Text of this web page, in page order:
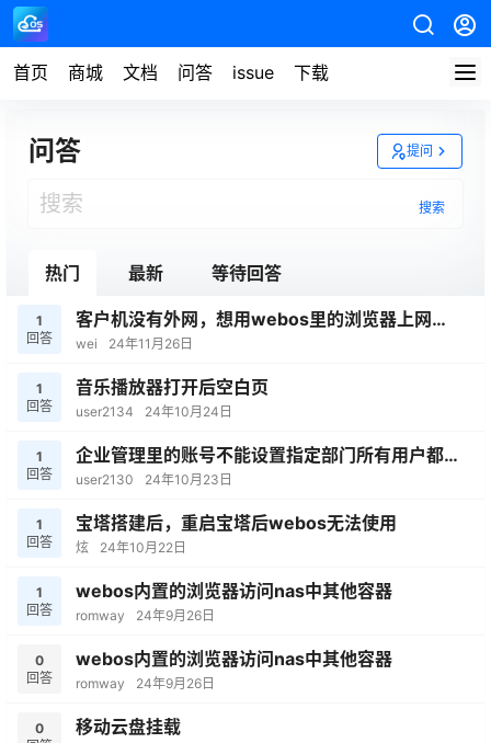
首页 商城 文档 问答 issue 下载
问答 提问
搜索
热门 最新 等待回答
1
回答
客户机没有外网，想用webos里的浏览器上网，
如何走服务端的网络？
wei 24年11月26日
1
回答
音乐播放器打开后空白页
user2134 24年10月24日
1
回答
企业管理里的账号不能设置指定部门所有用户都在
未分组用户列表里
user2130 24年10月23日
1
回答
宝塔搭建后，重启宝塔后webos无法使用
炫 24年10月22日
1
回答
webos内置的浏览器访问nas中其他容器
romway 24年9月26日
0
回答
webos内置的浏览器访问nas中其他容器
romway 24年9月26日
0
移动云盘挂载